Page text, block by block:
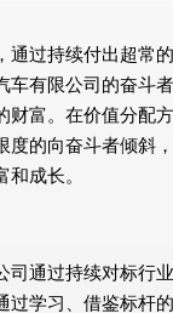
通过持续付出超常
车有限公司的奋斗
财富。在价值分配
度的向奋斗者倾斜
和成长。
司通过持续对标行
过学习、借鉴标杆